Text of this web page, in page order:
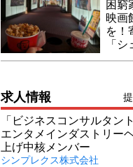
困窮
映画
を！
「
求人情報
「ビジネスコンサルタン
エンタメインダストリー
上げ中核メンバー
シンプレクス株式会社